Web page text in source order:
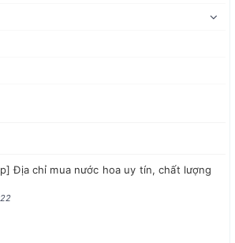
Địa chỉ mua nước hoa uy tín, chất lượng